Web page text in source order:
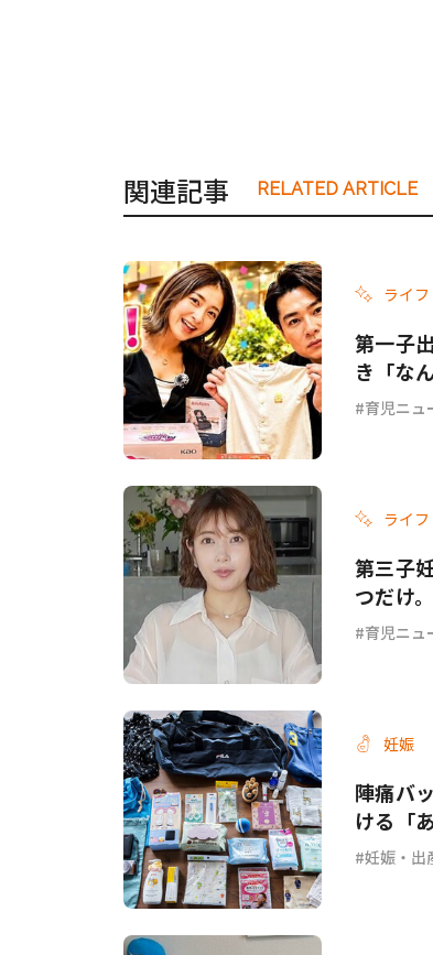
関連記事 RELATED ARTICLE
ライフ
第一子
き「な
育児ニュ
ライフ
第三子
つだけ
育児ニュ
妊娠
陣痛バ
ける「
妊娠・出